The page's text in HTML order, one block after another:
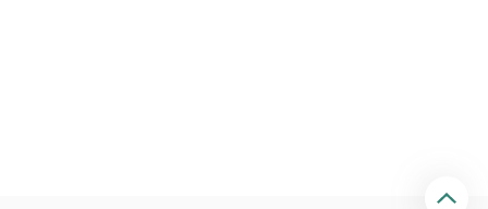
回
頂
端